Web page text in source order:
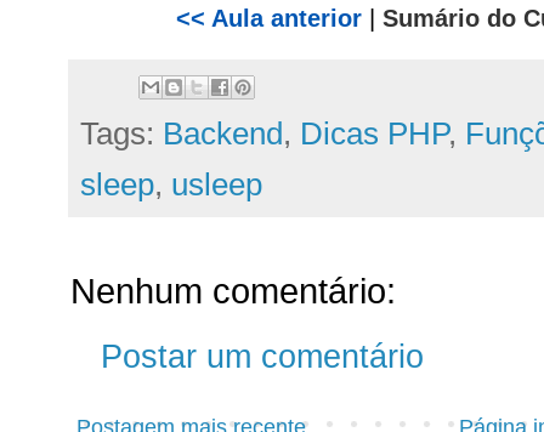
<< Aula anterior| Sumário do
Tags: Backend, Dicas PHP,
sleep, usleep
Nenhum comentário:
Postar um comentário